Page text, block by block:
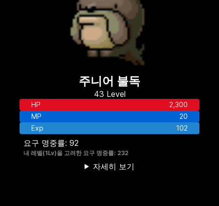
주니어 불독
43 Level
HP
2,300
MP
20
Exp
102
요구 명중률: 92
내 레벨(1Lv)을 고려한 요구 명중률: 232
자세히 보기